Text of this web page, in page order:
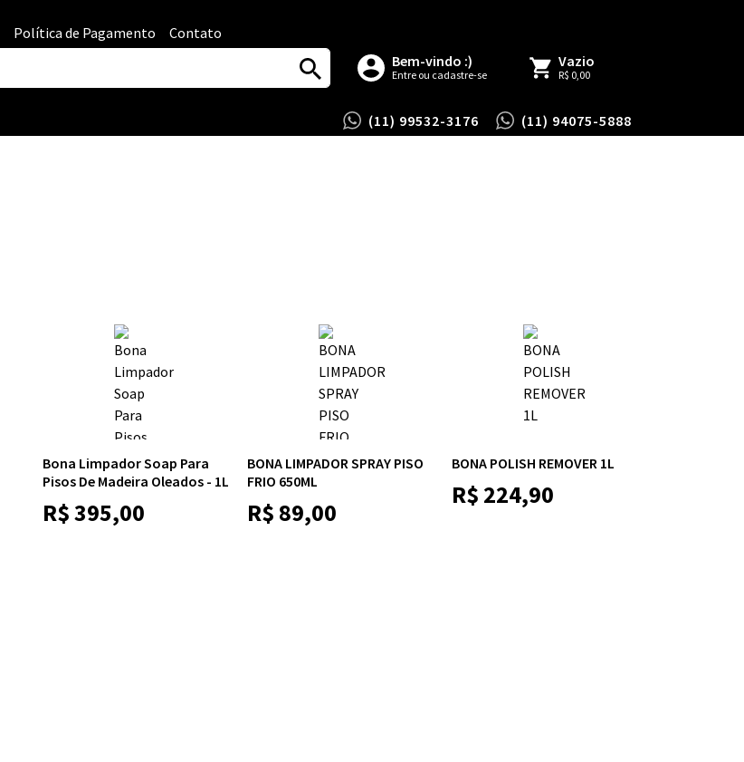
Política de Pagamento
Contato
Bem-vindo :)
Entre ou cadastre-se
Vazio
R$ 0,00
(11) 99532-3176 (11) 94075-5888
Bona Limpador Soap Para
Pisos De Madeira Oleados - 1L
R$395,00
BONA LIMPADOR SPRAY PISO
FRIO 650ML
R$ 89,00
BONA POLISH REMOVER 1L
R$ 224,90